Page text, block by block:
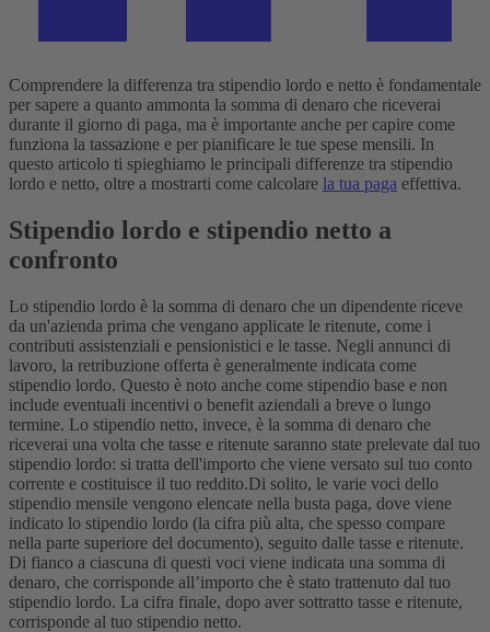
Comprendere la differenza tra stipendio lordo e netto è fondamentale
per sapere a quanto ammonta la somma di denaro che riceverai
durante il giorno di paga, ma è importante anche per capire come
funziona la tassazione e per pianificare le tue spese mensili. In
questo articolo ti spieghiamo le principali differenze tra stipendio
lordo e netto, oltre a mostrarti come calcolare la tua paga effettiva.
Stipendio lordo e stipendio netto a
confronto
Lo stipendio lordo è la somma di denaro che un dipendente riceve
da un'azienda prima che vengano applicate le ritenute, come i
contributi assistenziali e pensionistici e le tasse. Negli annunci di
lavoro, la retribuzione offerta è generalmente indicata come
stipendio lordo. Questo è noto anche come stipendio base e non
include eventuali incentivi o benefit aziendali a breve o lungo
termine. Lo stipendio netto, invece, è la somma di denaro che
riceverai una volta che tasse e ritenute saranno state prelevate dal tuo
stipendio lordo: si tratta dell'importo che viene versato sul tuo conto
corrente e costituisce il tuo reddito.Di solito, le varie voci dello
stipendio mensile vengono elencate nella busta paga, dove viene
indicato lo stipendio lordo (la cifra più alta, che spesso compare
nella parte superiore del documento), seguito dalle tasse e ritenute.
Di fianco a ciascuna di questi voci viene indicata una somma di
denaro, che corrisponde all’importo che è stato trattenuto dal tuo
stipendio lordo. La cifra finale, dopo aver sottratto tasse e ritenute,
corrisponde al tuo stipendio netto.